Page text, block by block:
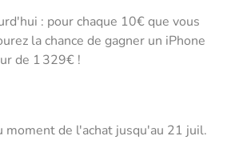
: pour chaque 10€ que vous
la chance de gagner un iPhone
de 1 329€ !
moment de l'achat jusqu'au 21 juil.